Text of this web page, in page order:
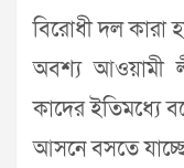
বিরোধী দল কারা
অবশ্য আওয়ামী
কাদের ইতিমধ্যে
আসনে বসতে